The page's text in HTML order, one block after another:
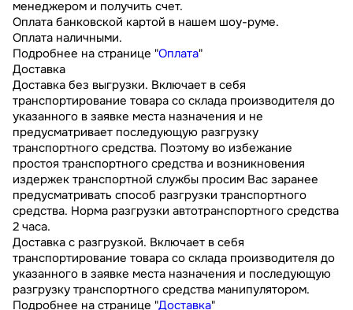
менеджером и получить счет.
Оплата банковской картой в нашем шоу-руме.
Оплата наличными.
Подробнее на странице "Оплата"
Доставка
Доставка без выгрузки. Включает в себя
транспортирование товара со склада производителя до
указанного в заявке места назначения и не
предусматривает последующую разгрузку
транспортного средства. Поэтому во избежание
простоя транспортного средства и возникновения
издержек транспортной службы просим Вас заранее
предусматривать способ разгрузки транспортного
средства. Норма разгрузки автотранспортного средства
2 часа.
Доставка с разгрузкой. Включает в себя
транспортирование товара со склада производителя до
указанного в заявке места назначения и последующую
разгрузку транспортного средства манипулятором.
Подробнее на странице "Доставка"